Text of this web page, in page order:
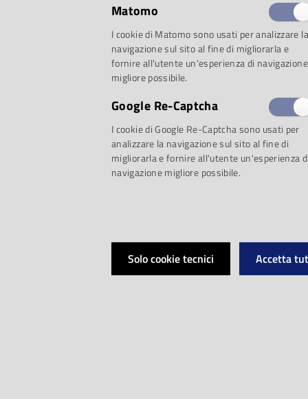
edizione del
Direttori di Coro
organizzato con il
giorni, 16 giovani
Matomo
I cookie di Matomo sono usati per analizzare la
navigazione sul sito al fine di migliorarla e
fornire all'utente un'esperienza di navigazione
migliore possibile.
Google Re-Captcha
I cookie di Google Re-Captcha sono usati per
analizzare la navigazione sul sito al fine di
migliorarla e fornire all'utente un'esperienza
navigazione migliore possibile.
Solo cookie tecnici Accetta